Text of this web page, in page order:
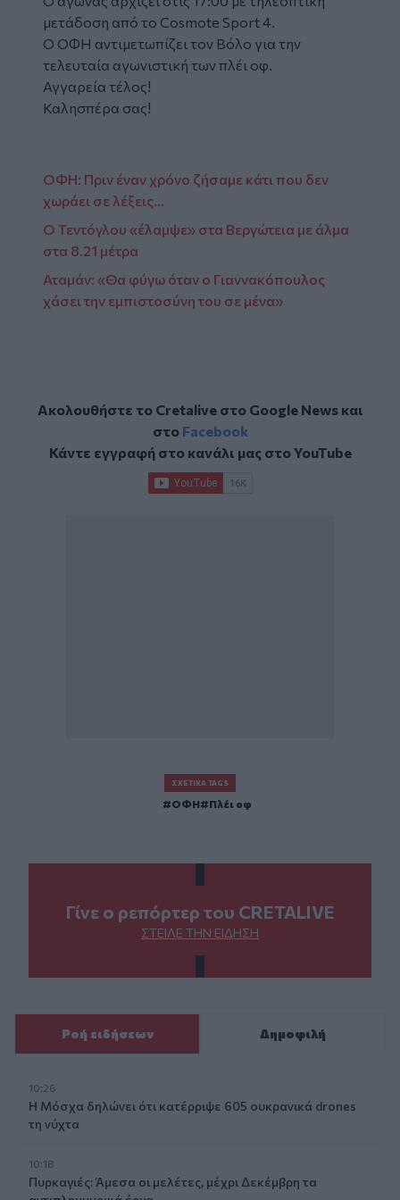
μετάδοση από το Cosmote Sport 4.
Ο ΟΦΗ αντιμετωπίζει τον Βόλο για την
τελευταία αγωνιστική των πλέι οφ.
Αγγαρεία τέλος!
Καλησπέρα σας!
ΟΦΗ: Πριν έναν χρόνο ζήσαμε κάτι που δεν
χωράει σε λέξεις…
Ο Τεντόγλου «έλαμψε» στα Βεργώτεια με άλμα
στα 8.21 μέτρα
Αταμάν: «Θα φύγω όταν ο Γιαννακόπουλος
χάσει την εμπιστοσύνη του σε μένα»
Ακολουθήστε το Cretalive στο Google Newsκαι
στο Facebook
Κάντε εγγραφή στο κανάλι μας στοYouTube
ΣΧΕΤΙΚΆ TAGS
ΟΦΗ Πλέι οφ
Γίνε ο ρεπόρτερ του CRETALIVE
ΣΤΕΊΛΕ ΤΗΝ ΕΊΔΗΣΗ
Ροή ειδήσεων Δημοφιλή
10:26
Η Μόσχα δηλώνει ότι κατέρριψε 605 ουκρανικά drones
τη νύχτα
10:18
Πυρκαγιές: Άμεσα οι μελέτες, μέχρι Δεκέμβρη τα